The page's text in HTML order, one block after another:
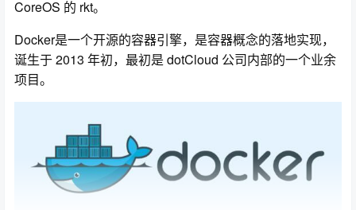
CoreOS 的 rkt。
Docker是一个开源的容器引擎，是容器概念的落地实现，
诞生于 2013 年初，最初是 dotCloud 公司内部的一个业余
项目。